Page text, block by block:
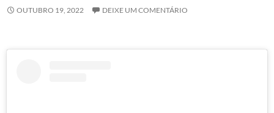
OUTUBRO 19, 2022 DEIXE UM COMENTÁRIO